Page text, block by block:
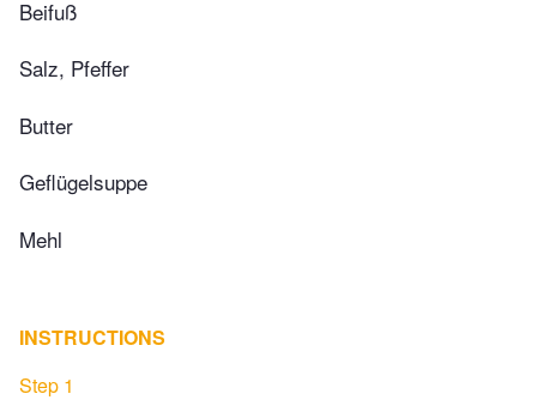
Beifuß
Salz, Pfeffer
Butter
Geflügelsuppe
Mehl
INSTRUCTIONS
Step 1